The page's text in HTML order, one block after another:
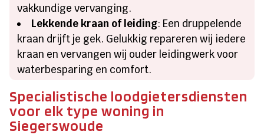
vakkundige vervanging.
Lekkende kraan of leiding: Een druppelende
kraan drijft je gek. Gelukkig repareren wij iedere
kraan en vervangen wij ouder leidingwerk voor
waterbesparing en comfort.
Specialistische loodgietersdiensten
voor elk type woning in
Siegerswoude